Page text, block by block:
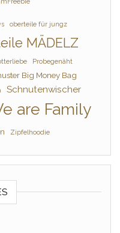
oberteile für jungz
MÄDELZ
Probegenäht
Big Money Bag
Schnutenwischer
are Family
Zipfelhoodie